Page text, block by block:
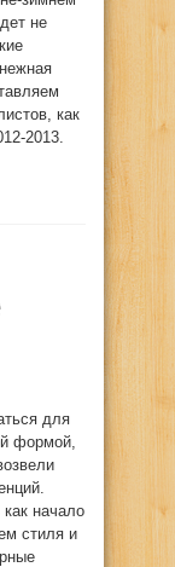
не
как
2013.
для
формой,
начало
стиля и